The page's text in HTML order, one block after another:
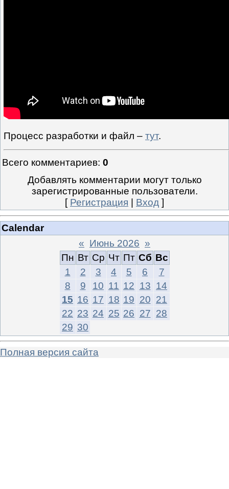
Процесс разработки и файл – тут.
Всего комментариев: 0
Добавлять комментарии могут только
зарегистрированные пользователи.
[ Регистрация Вход ]
Calendar
« Июнь 2026 »
Пн Вт Ср Чт Пт Сб Вс
1
2 3 4 5 6
7
8
9 10 11 12 13 14
15 16 17 18 19 20 21
22 23 24 25 26 27 28
29 30
Полная версия сайта